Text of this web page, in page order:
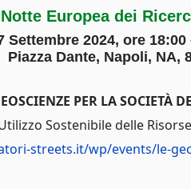
Notte Europea dei
Settembre 2024, ore 18:00
Piazza Dante, Napoli, NA,
PER LA SOCIETÀ
Sostenibile delle
streets.it/wp/events/le-